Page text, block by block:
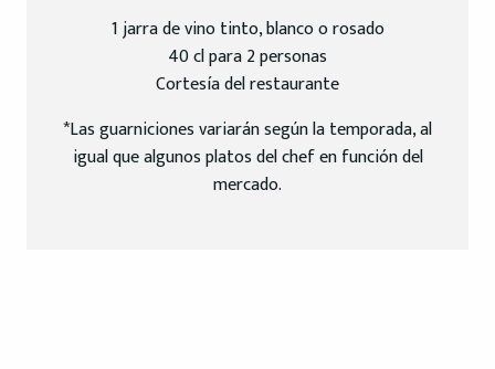
1 jarra de vino tinto, blanco o rosado
40 cl para 2 personas
Cortesía del restaurante
*Las guarniciones variarán según la temporada, al
igual que algunos platos del chef en función del
mercado.